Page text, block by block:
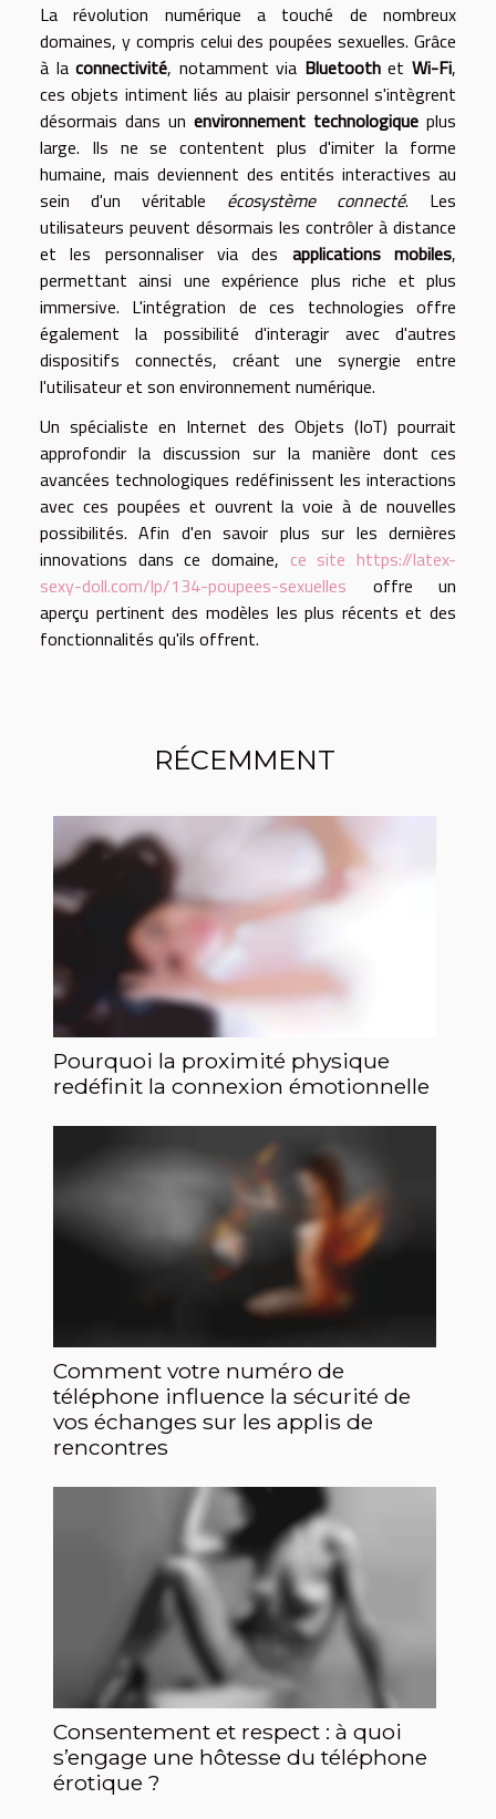
La révolution numérique a touché de nombreux
domaines, y compris celui des poupées sexuelles. Grâce
à laconnectivité, notamment via BluetoothetWi-Fi,
ces objets intiment liés au plaisir personnel s'intègrent
désormais dans un environnement technologique plus
large. Ils ne se contentent plus d'imiter la forme
humaine, mais deviennent des entités interactives au
sein d'un véritable écosystème connecté. Les
utilisateurs peuvent désormais les contrôler à distance
et les personnaliser via des applications mobiles,
permettant ainsi une expérience plus riche et plus
immersive. L'intégration de ces technologies offre
également la possibilité d'interagir avec d'autres
dispositifs connectés, créant une synergie entre
l'utilisateur et son environnement numérique.
Un spécialiste en Internet des Objets (IoT) pourrait
approfondir la discussion sur la manière dont ces
avancées technologiques redéfinissent les interactions
avec ces poupées et ouvrent la voie à de nouvelles
possibilités. Afin d'en savoir plus sur les dernières
innovations dans ce domaine, ce site https://latex-
sexy-doll.com/lp/134-poupees-sexuelles offre un
aperçu pertinent des modèles les plus récents et des
fonctionnalités qu'ils offrent.
RÉCEMMENT
Pourquoi la proximité physique
redéfinit la connexion émotionnelle
Comment votre numéro de
téléphone influence la sécurité de
vos échanges sur les applis de
rencontres
Consentement et respect : à quoi
s’engage une hôtesse du téléphone
érotique ?